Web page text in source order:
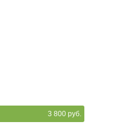
3 800 руб.